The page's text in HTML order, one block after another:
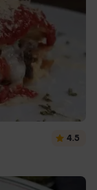
4.5